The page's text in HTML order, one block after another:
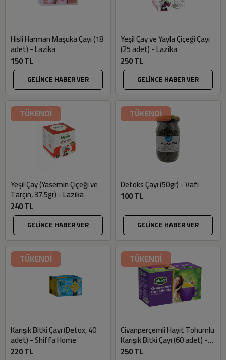
Hisli Harman Maşuka Çayı (18
adet) - Lazika
150 TL
GELİNCE HABER VER
Yeşil Çay ve Yayla Çiçeği Çayı
(25 adet) - Lazika
250 TL
GELİNCE HABER VER
TÜKENDİ
Yeşil Çay (Yasemin Çiçeği ve
Tarçın, 37.5gr) - Lazika
240 TL
GELİNCE HABER VER
TÜKENDİ
Detoks Çayı (50gr) - Vafi
100 TL
GELİNCE HABER VER
TÜKENDİ
Karışık Bitki Çayı (Detox, 40
adet) - Shiffa Home
220 TL
TÜKENDİ
Civanperçemli Hayıt Tohumlu
Karışık Bitki Çayı (60 adet) -
Akzer
250 TL